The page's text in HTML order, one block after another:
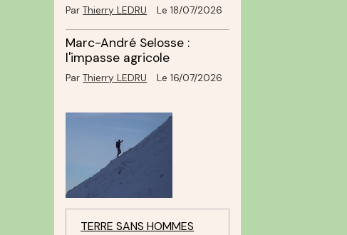
ParThierry LEDRU Le 18/07/2026
Marc-André Selosse :
l'impasse agricole
ParThierry LEDRU Le 16/07/2026
TERRE SANS HOMMES